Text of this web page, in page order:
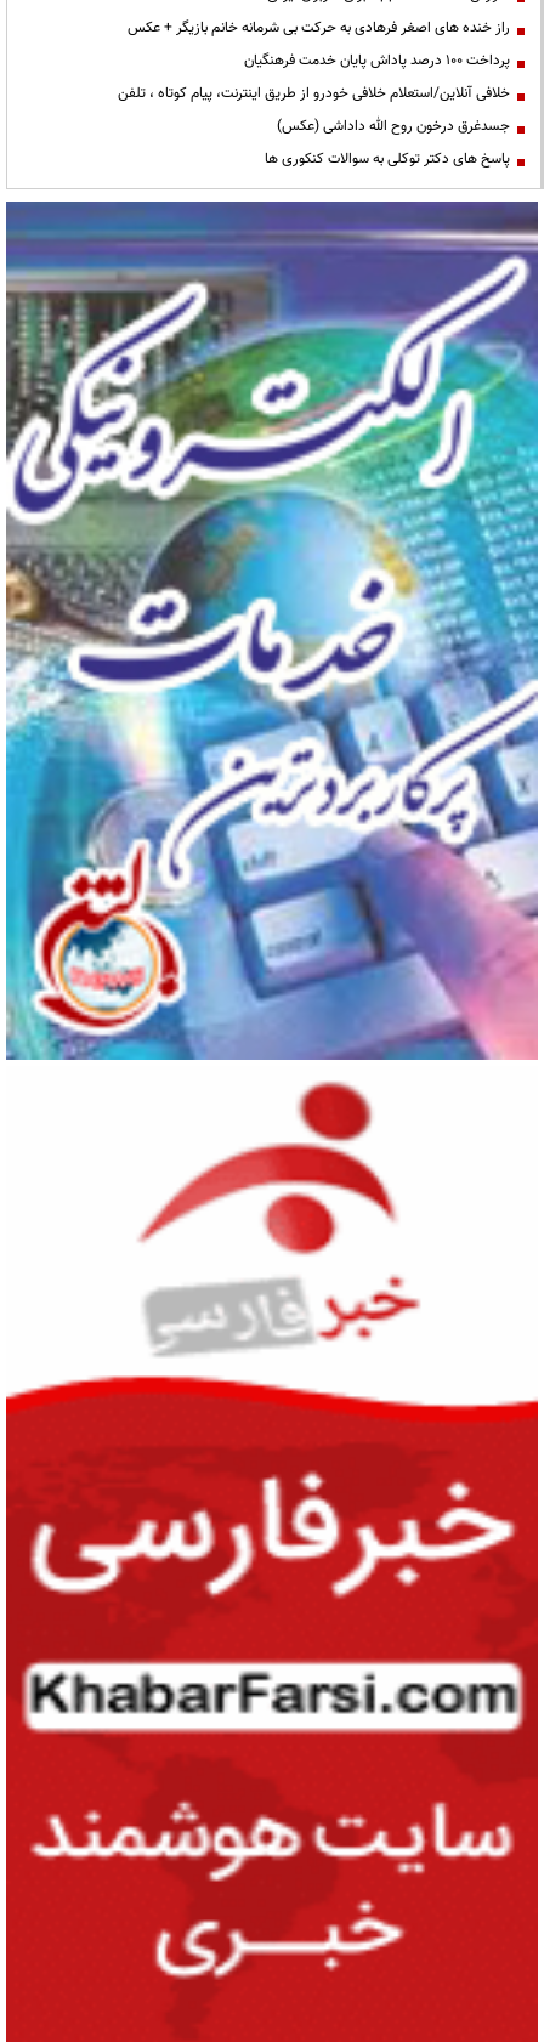
راز خنده های اصغر فرهادی به حرکت بی شرمانه خانم بازیگر + عکس
پرداخت ۱۰۰ درصد پاداش پایان خدمت فرهنگیان
خلافی آنلاین/استعلام خلافی خودرو از طریق اینترنت، پیام کوتاه ، تلفن
جسدغرق درخون روح الله داداشی (عکس)
پاسخ های دکتر توکلی به سوالات کنکوری ها